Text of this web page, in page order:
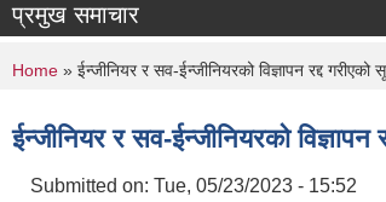
प्रमुख समाचार
You are here
Home » ईन्जीनियर र सव-ईन्जीनियरको विज्ञापन रद्द गरीएको
ईन्जीनियर र सव-ईन्जीनियरको विज्ञापन
Submitted on: Tue, 05/23/2023 - 15:52